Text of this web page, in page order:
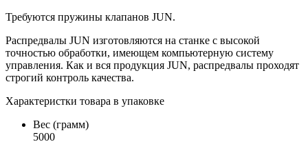
Требуются пружины клапанов JUN.
Распредвалы JUN изготовляются на станке с высокой
точностью обработки, имеющем компьютерную систему
управления. Как и вся продукция JUN, распредвалы проходят
строгий контроль качества.
Характеристки товара в упаковке
Вес (грамм)
5000